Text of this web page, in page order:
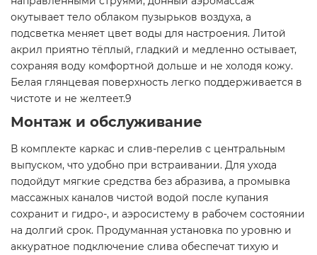
окутывает тело облаком пузырьков воздуха, а
подсветка меняет цвет воды для настроения. Литой
акрил приятно тёплый, гладкий и медленно остывает,
сохраняя воду комфортной дольше и не холодя кожу.
Белая глянцевая поверхность легко поддерживается в
чистоте и не желтеет.9
Монтаж и обслуживание
В комплекте каркас и слив-перелив с центральным
выпуском, что удобно при встраивании. Для ухода
подойдут мягкие средства без абразива, а промывка
массажных каналов чистой водой после купания
сохранит и гидро-, и аэросистему в рабочем состоянии
на долгий срок. Продуманная установка по уровню и
аккуратное подключение слива обеспечат тихую и